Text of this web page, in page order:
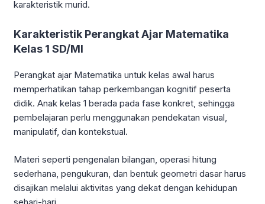
karakteristik murid.
Karakteristik Perangkat Ajar Matematika
Kelas 1 SD/MI
Perangkat ajar Matematika untuk kelas awal harus
memperhatikan tahap perkembangan kognitif peserta
didik. Anak kelas 1 berada pada fase konkret, sehingga
pembelajaran perlu menggunakan pendekatan visual,
manipulatif, dan kontekstual.
Materi seperti pengenalan bilangan, operasi hitung
sederhana, pengukuran, dan bentuk geometri dasar harus
disajikan melalui aktivitas yang dekat dengan kehidupan